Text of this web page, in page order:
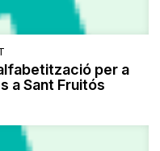
per a
a Sant Fruitós